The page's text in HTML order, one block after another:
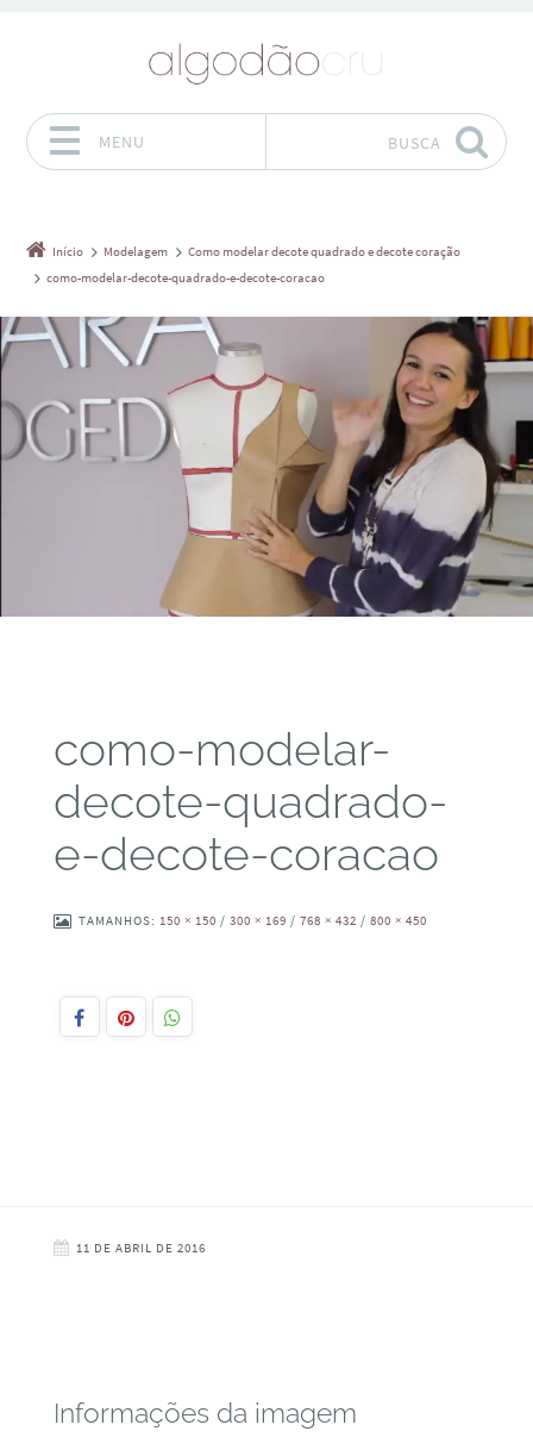
MENU BUSCA
Início Modelagem
Como modelar decote quadrado e decote coração
como-modelar-decote-quadrado-e-decote-coracao
como-modelar-
decote-quadrado-
e-decote-coracao
TAMANHOS: 150 × 150 / 300 × 169 / 768 × 432 / 800 × 450
11 DE ABRIL DE 2016
Informações da imagem